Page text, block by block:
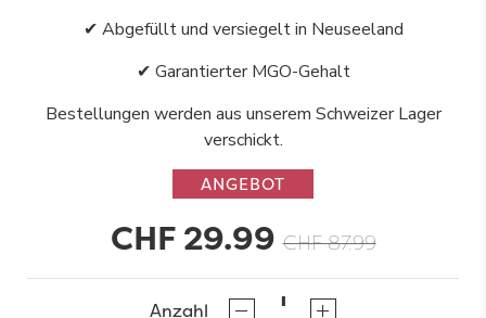
✔ Abgefüllt und versiegelt in Neuseeland
✔ Garantierter MGO-Gehalt
Bestellungen werden aus unserem Schweizer Lager
verschickt.
ANGEBOT
CHF 29.99CHF 87.99
Anzahl